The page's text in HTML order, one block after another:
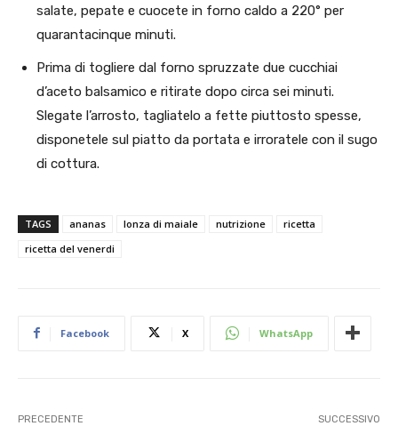
salate, pepate e cuocete in forno caldo a 220° per
quarantacinque minuti.
Prima di togliere dal forno spruzzate due cucchiai
d’aceto balsamico e ritirate dopo circa sei minuti.
Slegate l’arrosto, tagliatelo a fette piuttosto spesse,
disponetele sul piatto da portata e irroratele con il sugo
di cottura.
TAGS ananas lonza di maiale nutrizione
ricetta
ricetta del venerdi
Facebook X WhatsApp
PRECEDENTE SUCCESSIVO